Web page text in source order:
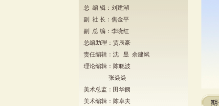
总 编 辑：刘建湖
副 社 长：焦金平
副 总 编：李晓红
总编助理：贾辰豪
责任编辑：沈 昱 余建斌
理论编辑：陈晓波
张焱焱
美术总监：田华阙
美术编辑：陈卓夫